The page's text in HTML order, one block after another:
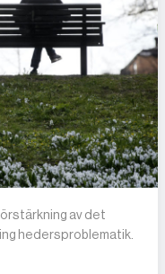
av det
hedersproblematik.